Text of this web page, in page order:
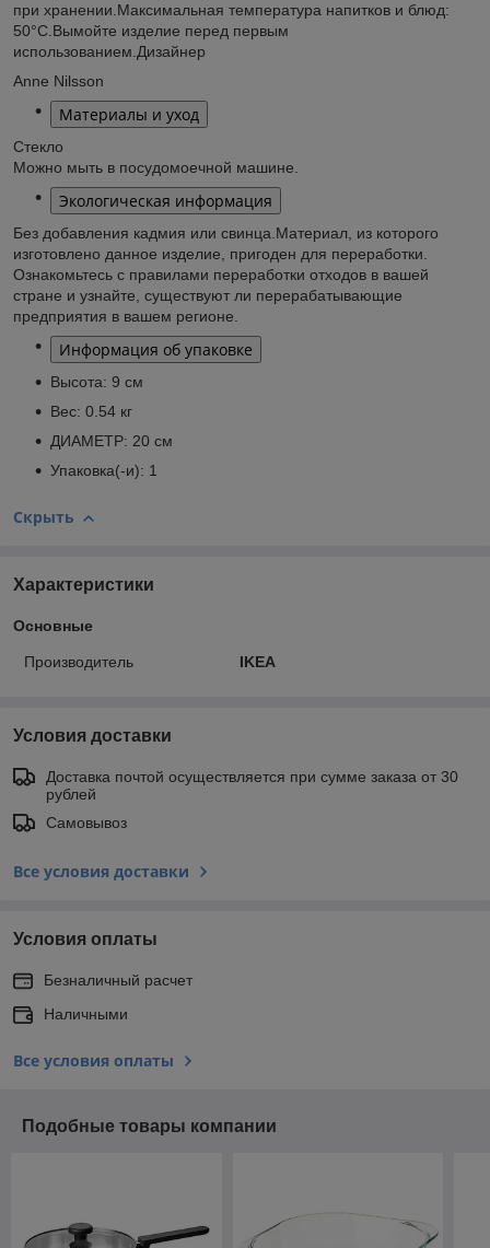
при хранении.Максимальная температура напитков и блюд:
50°C.Вымойте изделие перед первым
использованием.Дизайнер
Anne Nilsson
Материалы и уход
Стекло
Можно мыть в посудомоечной машине.
Экологическая информация
Без добавления кадмия или свинца.Материал, из которого
изготовлено данное изделие, пригоден для переработки.
Ознакомьтесь с правилами переработки отходов в вашей
стране и узнайте, существуют ли перерабатывающие
предприятия в вашем регионе.
Информация об упаковке
Высота: 9 см
Вес: 0.54 кг
ДИАМЕТР: 20 см
Упаковка(-и): 1
Скрыть
Характеристики
Основные
Производитель IKEA
Условия доставки
Доставка почтой осуществляется при сумме заказа от 30
рублей
Самовывоз
Все условия доставки
Условия оплаты
Безналичный расчет
Наличными
Все условия оплаты
Подобные товары компании